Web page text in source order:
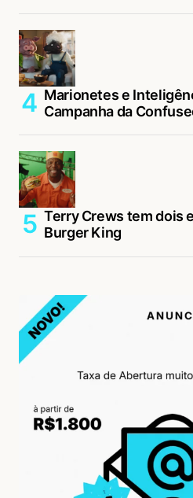
Marionetes e
Campanha da
Terry Crews tem dois
Burger King